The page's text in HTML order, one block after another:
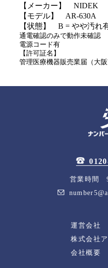
【メーカー】 NIDEK
【モデル】 AR-630A
【状態】 B = やや汚れ
通電確認のみで動作未確認
電源コード有
【許可証名】
管理医療機器販売業届（大阪
営業時間
運営会社
株式会社
会社概要